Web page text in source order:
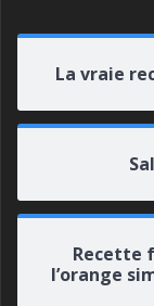
La vraie
Recette
l’orange